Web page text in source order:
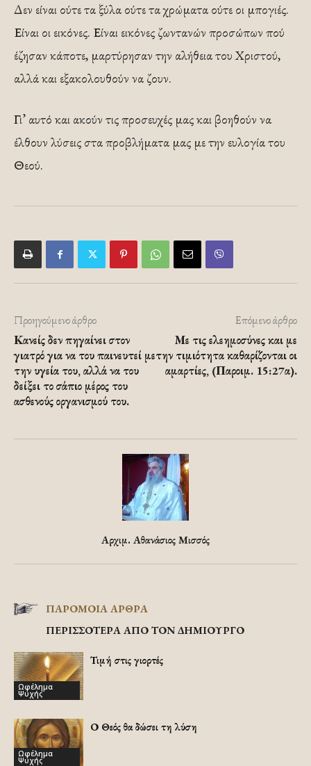
Δεν είναι ούτε τα ξύλα ούτε τα χρώμα­τα ούτε οι μπογιές.
Είναι οι εικόνες. Είναι εικόνες ζωντανών προσώπων πού
έζησαν κάποτε, μαρτύρησαν την αλή­θεια του Χριστού,
αλλά και εξακολου­θούν να ζουν.
Γι’ αυτό και ακούν τις προσευχές μας και βοηθούν να
έλθουν λύσεις στα προβλήματα μας με την ευ­λογία του
Θεού.
Προηγούμενο άρθρο
Κανείς δεν πηγαίνει στον
γιατρό για να του παινευτεί με
την υγεία του, αλλά να του
δείξει το σάπιο μέρος του
ασθενούς οργανισμού του.
Επόμενο άρθρο
Με τις ελεημοσύνες και με
την τιμιότητα καθαρίζονται οι
αμαρτίες, (Παροιμ. 15:27α).
Αρχιμ. Αθανάσιος Μισσός
ΠΑΡΟΜΟΙΑ ΑΡΘΡΑ
ΠΕΡΙΣΣΟΤΕΡΑ ΑΠΟ ΤΟΝ ΔΗΜΙΟΥΡΓΟ
Ωφέλημα
Ψυχής
Τιμή στις γιορτές
Ωφέλημα
Ψυχής
Ο Θεός θα δώσει τη λύση